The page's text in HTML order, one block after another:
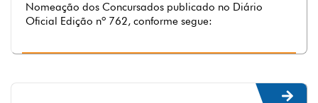
Nomeação dos Concursados publicado no Diário
Oficial Edição nº 762, conforme segue: